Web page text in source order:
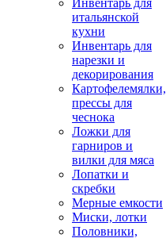
Инвентарь для
итальянской
кухни
Инвентарь для
нарезки и
декорирования
Картофелемялки,
прессы для
чеснока
Ложки для
гарниров и
вилки для мяса
Лопатки и
скребки
Мерные емкости
Миски, лотки
Половники,